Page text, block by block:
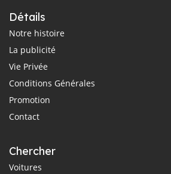
Détails
Notre histoire
La publicité
Vie Privée
Conditions Générales
Promotion
Contact
Chercher
Voitures